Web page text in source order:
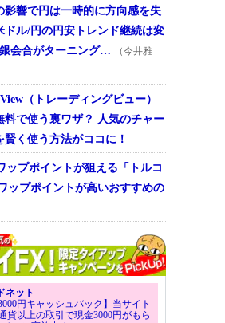
影響で円は一時的に方向感を失
ドル/円の円安トレンド継続は変
会合がターニング…
（今井雅
（トレーディングビュー）
料で使う裏ワザ？ 人気のチャー
賢く使う方法がココに！
ップポイントが狙える「トルコ
ップポイントが高いおすすめの
ネット
円キャッシュバック】当サイト
貨以上の取引で現金3000円がもら